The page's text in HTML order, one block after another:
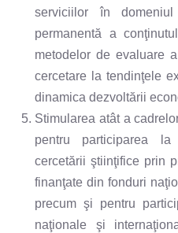
serviciilor în
permanentă a
metodelor de evaluare
cercetare la tendinţele
dinamica dezvoltării
Stimularea atât a
pentru participarea
cercetării ştiinţifice prin
finanţate din fonduri
precum şi pentru
naţionale şi